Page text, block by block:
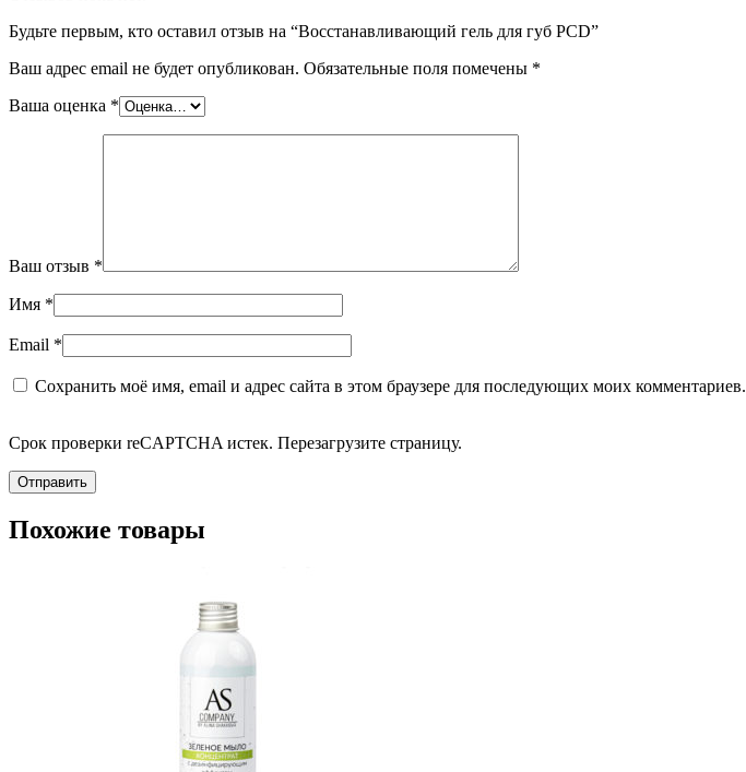
Будьте первым, кто оставил отзыв на “Восстанавливающий гель для губ PCD”
Ваш адрес email не будет опубликован. Обязательные поля помечены *
Ваша оценка *
Ваш отзыв *
Имя *
Email *
Сохранить моё имя, email и адрес сайта в этом браузере для последующих моих комментариев.
Срок проверки reCAPTCHA истек. Перезагрузите страницу.
Похожие товары